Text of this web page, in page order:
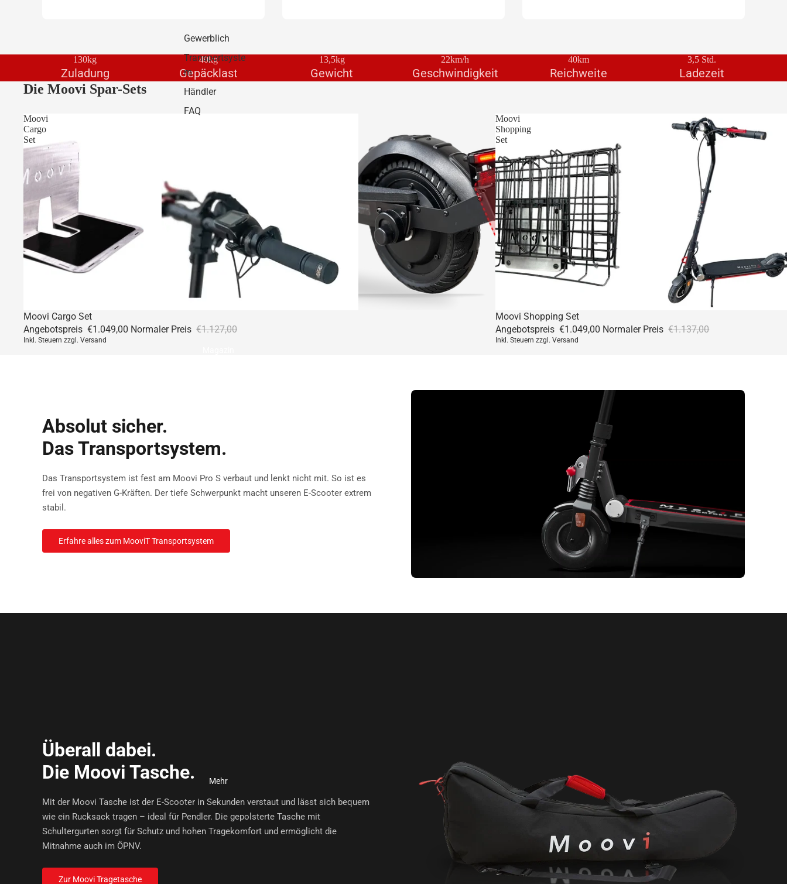
Gewerblich
Transportsyste
m
Händler
FAQ
Mehr
130kg
Zuladung
40kg
Gepäcklast
13,5kg
Gewicht
22km/h
Geschwindigkeit
40km
Reichweite
3,5 Std.
Ladezeit
Die Moovi Spar-Sets
Moovi
Cargo
Set
Angebot
Moovi Cargo Set
Angebotspreis €1.049,00 Normaler Preis €1.127,00
Inkl. Steuern zzgl. Versand
Moovi
Shopping
Set
Angebot
Moovi Shopping Set
Angebotspreis €1.049,00 Normaler Preis €1.137,00
Inkl. Steuern zzgl. Versand
Absolut sicher.
Das Transportsystem.
Das Transportsystem ist fest am Moovi Pro S verbaut und lenkt nicht mit. So ist es
frei von negativen G-Kräften. Der tiefe Schwerpunkt macht unseren E-Scooter extrem
stabil.
Erfahre alles zum MooviT Transportsystem
Überall dabei.
Die Moovi Tasche.
Mit der Moovi Tasche ist der E-Scooter in Sekunden verstaut und lässt sich bequem
wie ein Rucksack tragen – ideal für Pendler. Die gepolsterte Tasche mit
Schultergurten sorgt für Schutz und hohen Tragekomfort und ermöglicht die
Mitnahme auch im ÖPNV.
Zur Moovi Tragetasche